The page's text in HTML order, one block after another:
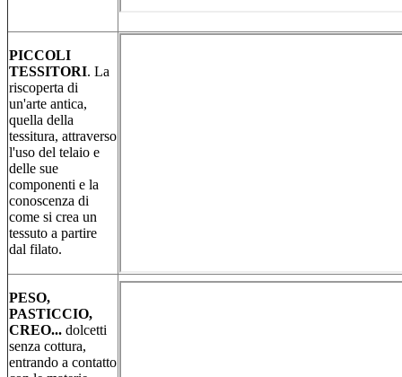
PICCOLI
TESSITORI. La
riscoperta di
un'arte antica,
quella della
tessitura, attraverso
l'uso del telaio e
delle sue
componenti e la
conoscenza di
come si crea un
tessuto a partire
dal filato.
PESO,
PASTICCIO,
CREO... dolcetti
senza cottura,
entrando a contatto